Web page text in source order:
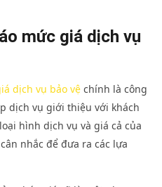
mức giá dịch vụ
dịch vụ bảo vệ chính là công
dịch vụ giới thiệu với khách
hình dịch vụ và giá cả của
nhắc để đưa ra các lựa